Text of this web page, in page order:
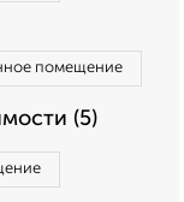
помещение
(5)